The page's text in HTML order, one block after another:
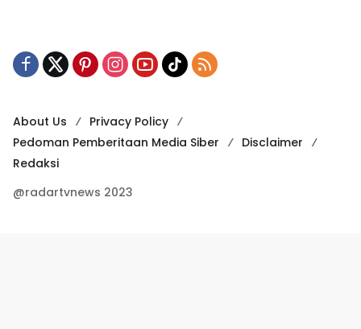
About Us
Privacy Policy
Pedoman Pemberitaan Media Siber
Disclaimer
Redaksi
@radartvnews 2023